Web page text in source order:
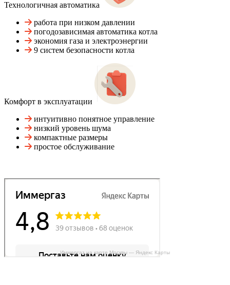
Технологичная автоматика
работа при низком давлении
погодозависимая автоматика котла
экономия газа и электроэнергии
9 систем безопасности котла
Комфорт в эксплуатации
интуитивно понятное управление
низкий уровень шума
компактные размеры
простое обслуживание
Иммергаз на карте Москвы — Яндекс Карты